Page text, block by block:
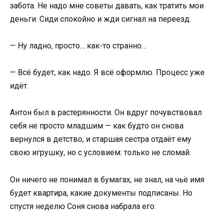
забота. Не надо мне советы давать, как тратить мои
деньги. Сиди спокойно и жди сигнал на переезд.
— Ну ладно, просто… как-то странно…
— Всё будет, как надо. Я всё оформлю. Процесс уже
идёт.
Антон был в растерянности. Он вдруг почувствовал
себя не просто младшим — как будто он снова
вернулся в детство, и старшая сестра отдаёт ему
свою игрушку, но с условием: только не сломай.
Он ничего не понимал в бумагах, не знал, на чьё имя
будет квартира, какие документы подписаны. Но
спустя неделю Соня снова набрала его: